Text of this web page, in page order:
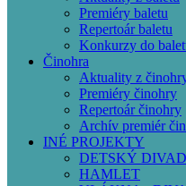
Premiéry baletu
Repertoár baletu
Konkurzy do
Činohra
Aktuality z
Premiéry činohry
Repertoár činohry
Archív premiér
INÉ PROJEKTY
DETSKÝ
HAMLET